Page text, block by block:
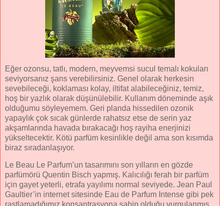
Eğer ozonsu, tatlı, modern, meyvemsi sucul temalı kokuları
seviyorsanız şans verebilirsiniz. Genel olarak herkesin
sevebileceği, koklaması kolay, iltifat alabileceğiniz, temiz,
hoş bir yazlık olarak düşünülebilir. Kullanım döneminde aşık
olduğumu söyleyemem. Geri planda hissedilen ozonik
yapaylık çok sıcak günlerde rahatsız etse de serin yaz
akşamlarında havada bırakacağı hoş rayiha enerjinizi
yükseltecektir. Kötü parfüm kesinlikle değil ama son kısımda
biraz sıradanlaşıyor.
Le Beau Le Parfum’un tasarımını son yılların en gözde
parfümörü Quentin Bisch yapmış. Kalıcılığı ferah bir parfüm
için gayet yeterli, etrafa yayılımı normal seviyede. Jean Paul
Gaultier’in internet sitesinde Eau de Parfum Intense gibi pek